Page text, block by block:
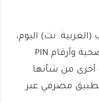
نت) اليوم،
بيانات الاعتماد المصرفية للضحية وأرقام PIN
أخرى من شأنها
مصرفي عبر